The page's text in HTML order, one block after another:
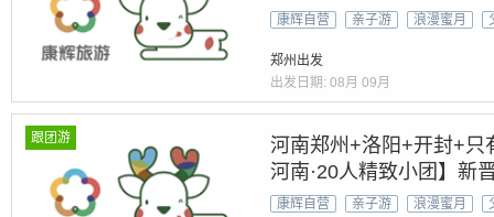
康辉自营 亲子游 浪漫蜜月
郑州出发
出发日期: 08月 09月
跟团游
河南郑州+洛阳+开封+只
河南·20人精致小团】新
景|深度玩转云台山水+
康辉自营 亲子游 浪漫蜜月